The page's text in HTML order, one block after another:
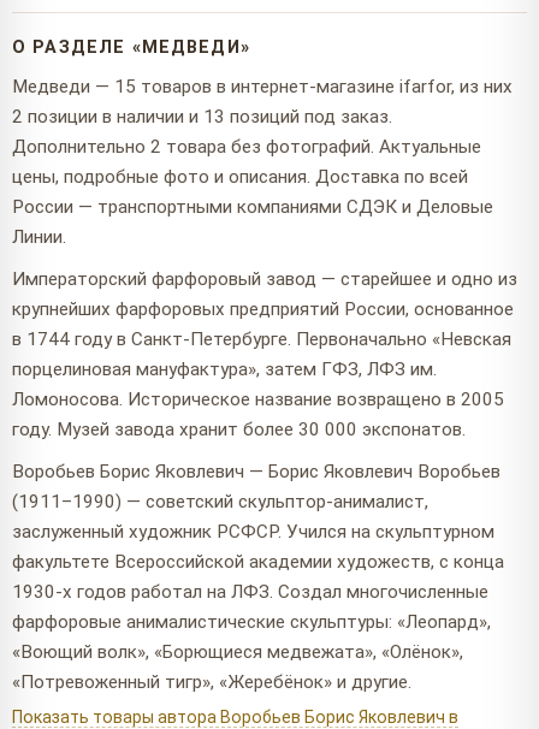
О РАЗДЕЛЕ «МЕДВЕДИ»
Медведи — 15 товаров в интернет-магазине ifarfor, из них
2 позиции в наличии и 13 позиций под заказ.
Дополнительно 2 товара без фотографий. Актуальные
цены, подробные фото и описания. Доставка по всей
России — транспортными компаниями СДЭК и Деловые
Линии.
Императорский фарфоровый завод — старейшее и одно из
крупнейших фарфоровых предприятий России, основанное
в 1744 году в Санкт-Петербурге. Первоначально «Невская
порцелиновая мануфактура», затем ГФЗ, ЛФЗ им.
Ломоносова. Историческое название возвращено в 2005
году. Музей завода хранит более 30 000 экспонатов.
Воробьев Борис Яковлевич — Борис Яковлевич Воробьев
(1911–1990) — советский скульптор-анималист,
заслуженный художник РСФСР. Учился на скульптурном
факультете Всероссийской академии художеств, с конца
1930-х годов работал на ЛФЗ. Создал многочисленные
фарфоровые анималистические скульптуры: «Леопард»,
«Воющий волк», «Борющиеся медвежата», «Олёнок»,
«Потревоженный тигр», «Жеребёнок» и другие.
Показать товары автора Воробьев Борис Яковлевич в